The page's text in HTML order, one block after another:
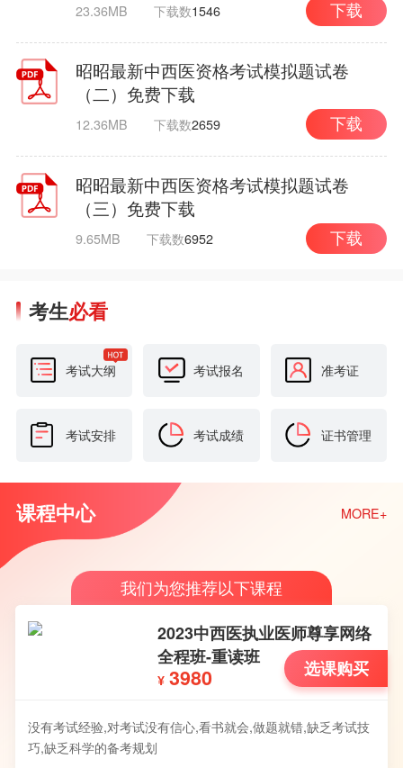
23.36MB 下载数1546 下载
昭昭最新中西医资格考试模拟题试卷
（二）免费下载
12.36MB 下载数2659 下载
昭昭最新中西医资格考试模拟题试卷
（三）免费下载
9.65MB 下载数6952 下载
考生必看
考试大纲 考试报名 准考证
考试安排 考试成绩 证书管理
课程中心 MORE+
我们为您推荐以下课程
2023中西医执业医师尊享网络
全程班-重读班
¥ 3980 选课购买
没有考试经验,对考试没有信心,看书就会,做题就错,缺乏考试技
巧,缺乏科学的备考规划